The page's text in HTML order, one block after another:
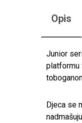
Opis
Junior
platformu
Djeca se